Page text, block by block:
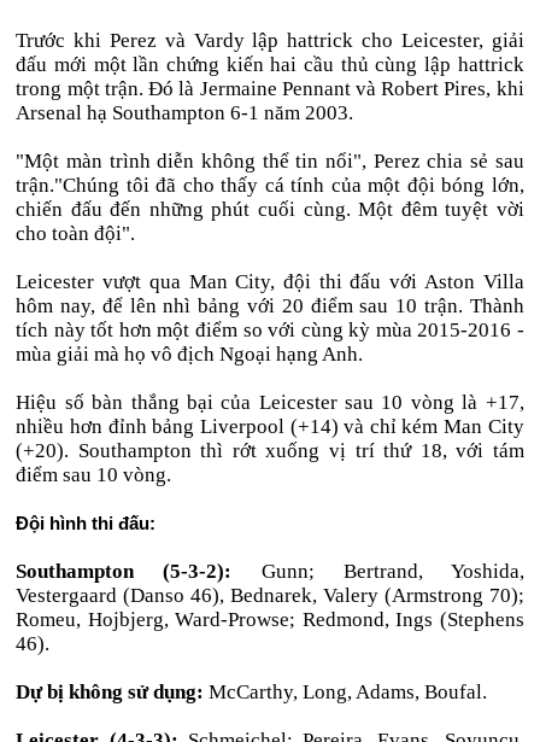
Trước khi Perez và Vardy lập hattrick cho Leicester, giải
đấu mới một lần chứng kiến hai cầu thủ cùng lập hattrick
trong một trận. Đó là Jermaine Pennant và Robert Pires, khi
Arsenal hạ Southampton 6-1 năm 2003.
"Một màn trình diễn không thể tin nổi", Perez chia sẻ sau
trận."Chúng tôi đã cho thấy cá tính của một đội bóng lớn,
chiến đấu đến những phút cuối cùng. Một đêm tuyệt vời
cho toàn đội".
Leicester vượt qua Man City, đội thi đấu với Aston Villa
hôm nay, để lên nhì bảng với 20 điểm sau 10 trận. Thành
tích này tốt hơn một điểm so với cùng kỳ mùa 2015-2016 -
mùa giải mà họ vô địch Ngoại hạng Anh.
Hiệu số bàn thắng bại của Leicester sau 10 vòng là +17,
nhiều hơn đỉnh bảng Liverpool (+14) và chỉ kém Man City
(+20). Southampton thì rớt xuống vị trí thứ 18, với tám
điểm sau 10 vòng.
Đội hình thi đấu:
Southampton (5-3-2): Gunn; Bertrand, Yoshida,
Vestergaard (Danso 46), Bednarek, Valery (Armstrong 70);
Romeu, Hojbjerg, Ward-Prowse; Redmond, Ings (Stephens
46).
Dự bị không sử dụng: McCarthy, Long, Adams, Boufal.